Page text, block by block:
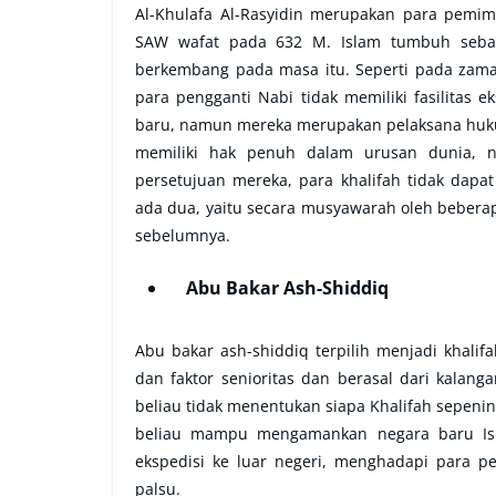
Al-Khulafa Al-Rasyidin merupakan para
SAW wafat pada 632 M. Islam tumbuh
berkembang pada masa itu. Seperti pada
para pengganti Nabi tidak memiliki fasilitas
baru, namun mereka merupakan pelaksana
memiliki hak penuh dalam urusan dunia,
persetujuan mereka, para khalifah tidak
ada dua, yaitu secara musyawarah oleh
sebelumnya.
Abu Bakar Ash-Shiddiq
Abu bakar ash-shiddiq terpilih menjadi
dan faktor senioritas dan berasal dari
beliau tidak menentukan siapa Khalifah
beliau mampu mengamankan negara baru
ekspedisi ke luar negeri, menghadapi para
palsu.